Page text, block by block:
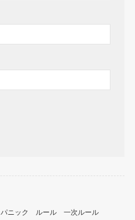
パニック ルール 一次ルール